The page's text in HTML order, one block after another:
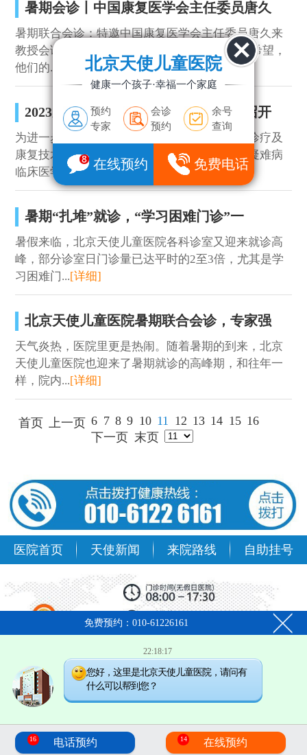
暑期会诊丨中国康复医学会主任委员唐久
暑期联合会诊：特邀中国康复医学会主任委员唐久来
教授会诊 青少年是祖国的未来，是中华民族的希望，
他们的...
[详细]
2023儿童疑难病康复医学研讨会在京召开
为进一步推动北京天使儿童医院在儿童疑难病诊疗及
康复技术水平的优化升级，促进北京天使儿童疑难病
临床医学...[详细]
暑期“扎堆”就诊，“学习困难门诊”一
暑假来临，北京天使儿童医院各科诊室又迎来就诊高
峰，部分诊室日门诊量已达平时的2至3倍，尤其是学
习困难门...[详细]
北京天使儿童医院暑期联合会诊，专家强
天气炎热，医院里更是热闹。随着暑期的到来，北京
天使儿童医院也迎来了暑期就诊的高峰期，和往年一
样，院内...[详细]
首页 上一页 6 7 8 9 10 11 12 13 14 15 16
下一页 末页
医院首页 天使新闻 来院路线 自助挂号
免费预约：010-61226161
22:18:17
您好，这里是北京天使儿童医院，请问有
什么可以帮到您？
16 电话预约 14 在线预约
北京天使儿童医院
健康一个孩子·幸福一个家庭
预约
专家
会诊
预约
余号
查询
免费电话
在线预约
在线预约 预约挂号 电话预约 专家会诊 返回首页